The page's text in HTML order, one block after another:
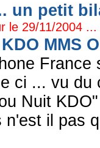
un petit
le 29/11/2004 ...
MMS
France
ci ... vu
Nuit
n'est il pas